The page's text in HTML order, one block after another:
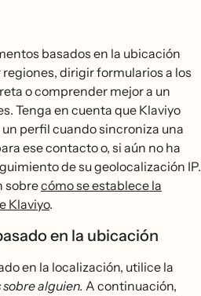
basados en la ubicación
dirigir formularios a los
o comprender mejor a un
Tenga en cuenta que Klaviyo
perfil cuando sincroniza una
ese contacto o, si aún no ha
de su geolocalización IP.
sobrecómo se establece la
Klaviyo.
en la ubicación
en la localización, utilice la
alguien. A continuación,